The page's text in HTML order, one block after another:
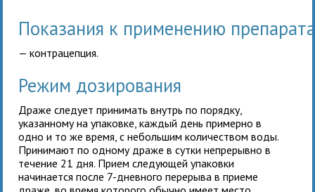
Показания к применению
— контрацепция.
Режим дозирования
Драже следует принимать внутрь по порядку,
указанному на упаковке, каждый день примерно в
одно и то же время, с небольшим количеством воды.
Принимают по одному драже в сутки непрерывно в
течение 21 дня. Прием следующей упаковки
начинается после 7-дневного перерыва в приеме